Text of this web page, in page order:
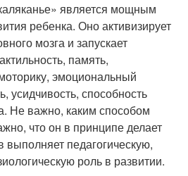
является мощным
ребенка. Оно активизирует
мозга и запускает
память,
эмоциональный
усидчивость, способность
Не важно, каким способом
что он в принципе делает
педагогическую,
роль в развитии.